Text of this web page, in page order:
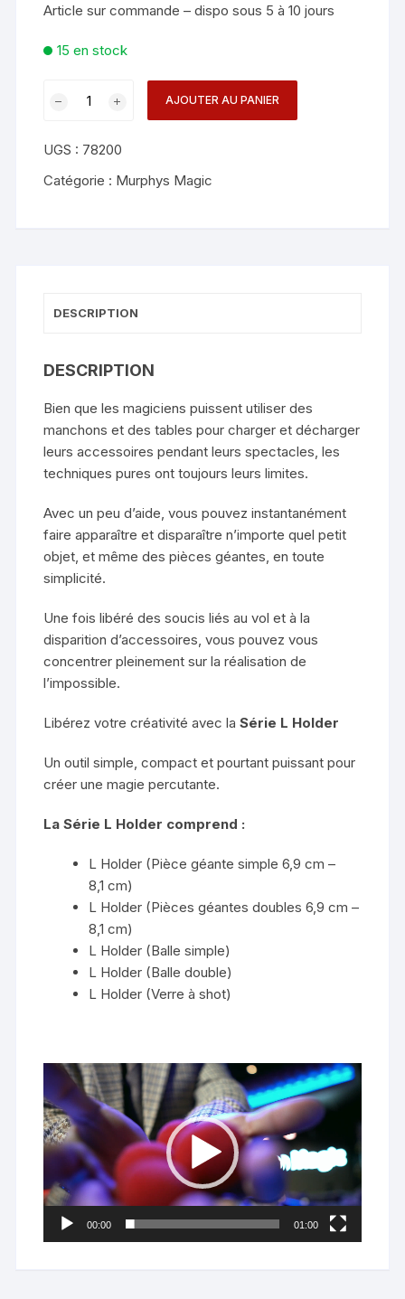
Article sur commande – dispo sous 5 à 10 jours
15 en stock
Holder
(Double
Bacon
AJOUTER AU PANIER
UGS : 78200
Catégorie : Murphys Magic
DESCRIPTION
DESCRIPTION
Bien que les magiciens puissent utiliser des
manchons et des tables pour charger et décharger
leurs accessoires pendant leurs spectacles, les
techniques pures ont toujours leurs limites.
Avec un peu d’aide, vous pouvez instantanément
faire apparaître et disparaître n’importe quel petit
objet, et même des pièces géantes, en toute
simplicité.
Une fois libéré des soucis liés au vol et à la
disparition d’accessoires, vous pouvez vous
concentrer pleinement sur la réalisation de
l’impossible.
Libérez votre créativité avec laSérie L Holder
Un outil simple, compact et pourtant puissant pour
créer une magie percutante.
La Série L Holder comprend :
L Holder (Pièce géante simple 6,9 cm –
8,1 cm)
L Holder (Pièces géantes doubles 6,9 cm –
8,1 cm)
L Holder (Balle simple)
L Holder (Balle double)
L Holder (Verre à shot)
Lecteur
vidéo
00:00 01:00